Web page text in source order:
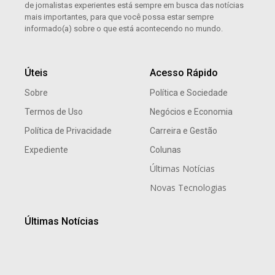
de jornalistas experientes está sempre em busca das notícias
mais importantes, para que você possa estar sempre
informado(a) sobre o que está acontecendo no mundo.
Úteis
Sobre
Termos de Uso
Política de Privacidade
Expediente
Acesso Rápido
Política e Sociedade
Negócios e Economia
Carreira e Gestão
Colunas
Últimas Notícias
Novas Tecnologias
Últimas Notícias